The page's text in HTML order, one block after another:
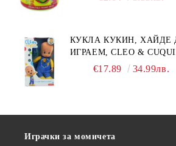
КУКЛА КУКИН, ХАЙДЕ
ИГРАЕМ, CLEO &
25 СМ.€17.89 34.99лв.
Играчки за момичета